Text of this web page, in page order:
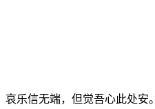
哀乐信无端，但觉吾心此处安。